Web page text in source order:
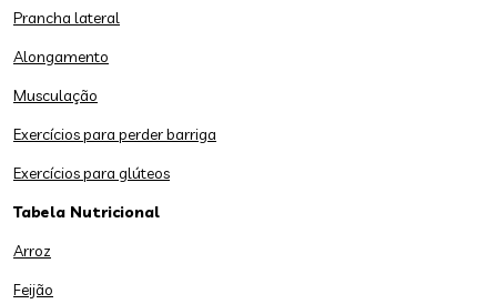
Prancha lateral
Alongamento
Musculação
Exercícios para perder barriga
Exercícios para glúteos
Tabela Nutricional
Arroz
Feijão